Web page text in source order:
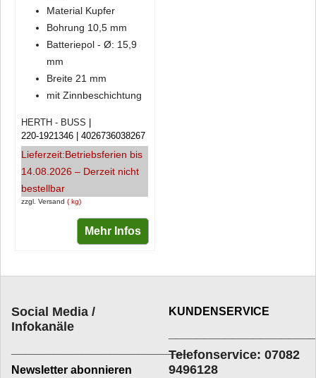
Material Kupfer
Bohrung 10,5 mm
Batteriepol - Ø: 15,9
mm
Breite 21 mm
mit Zinnbeschichtung
zzgl. Versand kg
HERTH - BUSS
220-1921346
4026736038267
Lieferzeit:Betriebsferien bis
14.08.2026 – Derzeit nicht
bestellbar
Mehr Infos
Social Media /
Infokanäle
_________________________
Newsletter abonnieren
KUNDENSERVICE
Telefonservice: 07082
9496128